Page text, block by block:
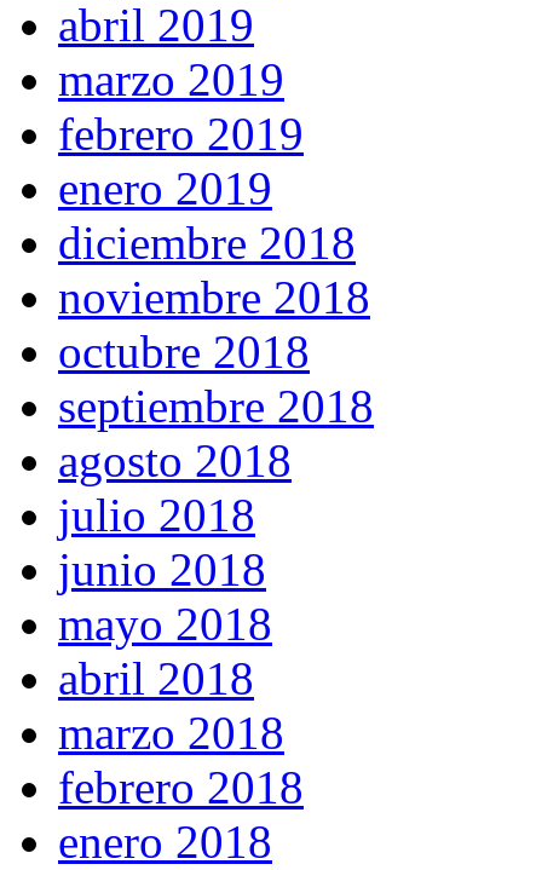
abril 2019
marzo 2019
febrero 2019
enero 2019
diciembre 2018
noviembre 2018
octubre 2018
septiembre 2018
agosto 2018
julio 2018
junio 2018
mayo 2018
abril 2018
marzo 2018
febrero 2018
enero 2018